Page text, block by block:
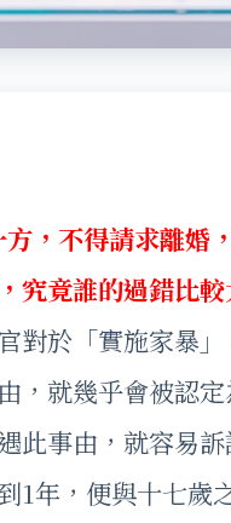
，不得請求離婚
究竟誰的過錯比
對於「實施家暴
，就幾乎會被認
此事由，就容易
1年，便與十七歲